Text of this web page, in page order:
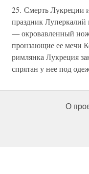
25. Смерть Лукреции
праздник
— окровавленный
пронзающие ее мечи
римлянка Лукреция
спрятан у нее под
О